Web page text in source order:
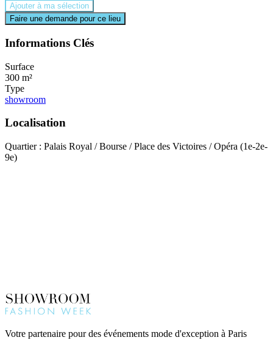
Ajouter à ma sélection
Faire une demande pour ce lieu
Informations Clés
Surface
300 m²
Type
showroom
Localisation
Quartier : Palais Royal / Bourse / Place des Victoires / Opéra (1e-2e-
9e)
Votre partenaire pour des événements mode d'exception à Paris